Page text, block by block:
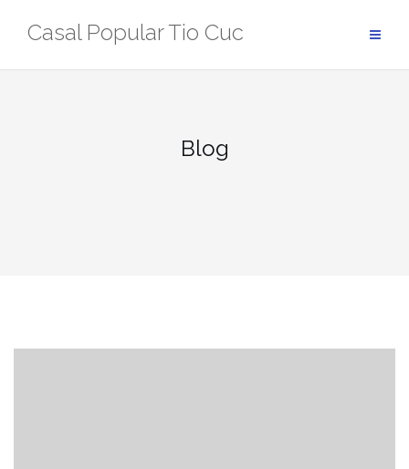
Casal Popular Tio Cuc
Blog